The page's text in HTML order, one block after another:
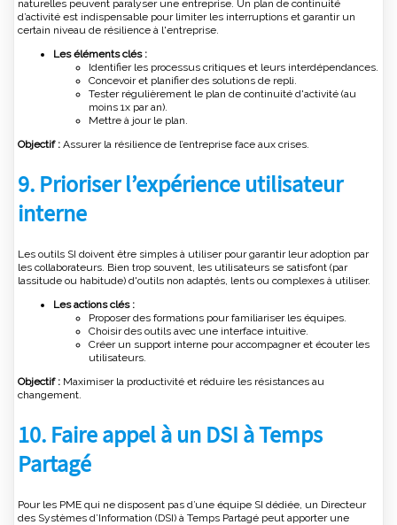
naturelles peuvent paralyser une entreprise. Un plan de continuité
d’activité est indispensable pour limiter les interruptions et garantir un
certain niveau de résilience à l'entreprise.
Les éléments clés :
Identifier les processus critiques et leurs interdépendances.
Concevoir et planifier des solutions de repli.
Tester régulièrement le plan de continuité d'activité (au
moins 1x par an).
Mettre à jour le plan.
Objectif : Assurer la résilience de l’entreprise face aux crises.
9. Prioriser l’expérience utilisateur
interne
Les outils SI doivent être simples à utiliser pour garantir leur adoption par
les collaborateurs. Bien trop souvent, les utilisateurs se satisfont (par
lassitude ou habitude) d'outils non adaptés, lents ou complexes à utiliser.
Les actions clés :
Proposer des formations pour familiariser les équipes.
Choisir des outils avec une interface intuitive.
Créer un support interne pour accompagner et écouter les
utilisateurs.
Objectif : Maximiser la productivité et réduire les résistances au
changement.
10. Faire appel à un DSI à Temps
Partagé
Pour les PME qui ne disposent pas d’une équipe SI dédiée, un Directeur
des Systèmes d’Information (DSI) à Temps Partagé peut apporter une